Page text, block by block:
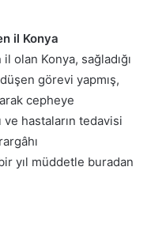
il Konya
olan Konya, sağladığı
görevi yapmış,
cepheye
hastaların tedavisi
yıl müddetle buradan